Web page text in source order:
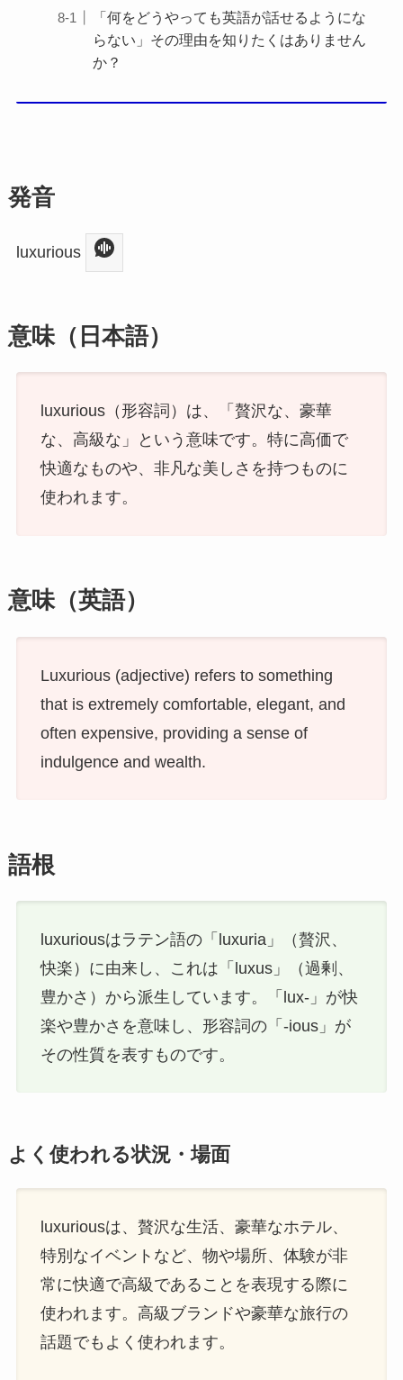
「何をどうやっても英語が話せるようにな
らない」その理由を知りたくはありません
か？
発音
luxurious
意味（日本語）
luxurious（形容詞）は、「贅沢な、豪華
な、高級な」という意味です。特に高価で
快適なものや、非凡な美しさを持つものに
使われます。
意味（英語）
Luxurious (adjective) refers to something
that is extremely comfortable, elegant, and
often expensive, providing a sense of
indulgence and wealth.
語根
luxuriousはラテン語の「luxuria」（贅沢、
快楽）に由来し、これは「luxus」（過剰、
豊かさ）から派生しています。「lux-」が快
楽や豊かさを意味し、形容詞の「-ious」が
その性質を表すものです。
よく使われる状況・場面
luxuriousは、贅沢な生活、豪華なホテル、
特別なイベントなど、物や場所、体験が非
常に快適で高級であることを表現する際に
使われます。高級ブランドや豪華な旅行の
話題でもよく使われます。